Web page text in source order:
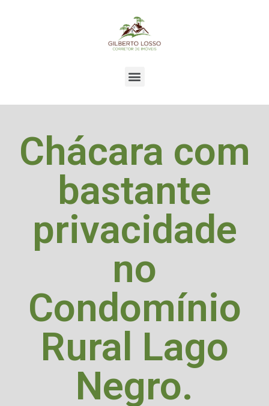
Chácara com
bastante
privacidade
no
Condomínio
Rural Lago
Negro.